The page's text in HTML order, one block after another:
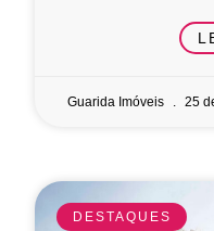
Guarida Imóveis 25
DESTAQUES